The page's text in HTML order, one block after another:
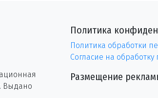
Выдано
Политика
Политика обработки
Согласие на
Размещение